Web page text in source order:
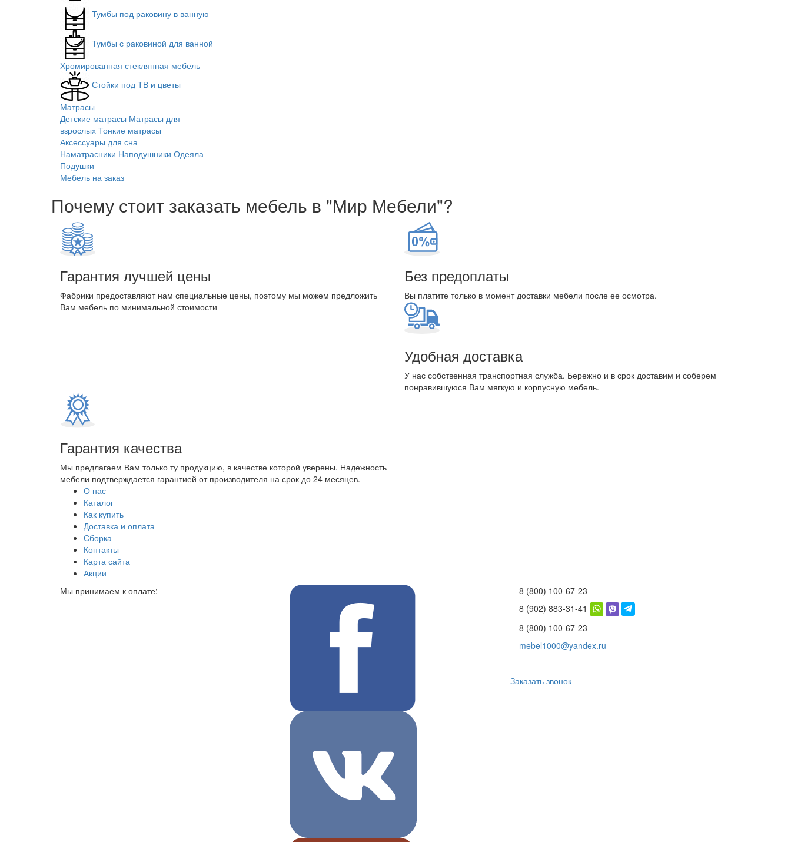
Тумбы под раковину в ванную
Тумбы с раковиной для ванной
Хромированная стеклянная мебель
Стойки под ТВ и цветы
Матрасы
Детские матрасы Матрасы для
взрослых Тонкие матрасы
Аксессуары для сна
Наматрасники Наподушники Одеяла
Подушки
Мебель на заказ
Почему стоит заказать мебель в "Мир Мебели"?
Гарантия лучшей цены
Фабрики предоставляют нам специальные цены, поэтому мы можем предложить
Вам мебель по минимальной стоимости
Без предоплаты
Вы платите только в момент доставки мебели после ее осмотра.
Удобная доставка
У нас собственная транспортная служба. Бережно и в срок доставим и соберем
понравившуюся Вам мягкую и корпусную мебель.
Гарантия качества
Мы предлагаем Вам только ту продукцию, в качестве которой уверены. Надежность
мебели подтверждается гарантией от производителя на срок до 24 месяцев.
О нас
Каталог
Как купить
Доставка и оплата
Сборка
Контакты
Карта сайта
Акции
Мы принимаем к оплате:
8 (800) 100-67-23
8 (902) 883-31-41
8 (800) 100-67-23
mebel1000@yandex.ru
Заказать звонок